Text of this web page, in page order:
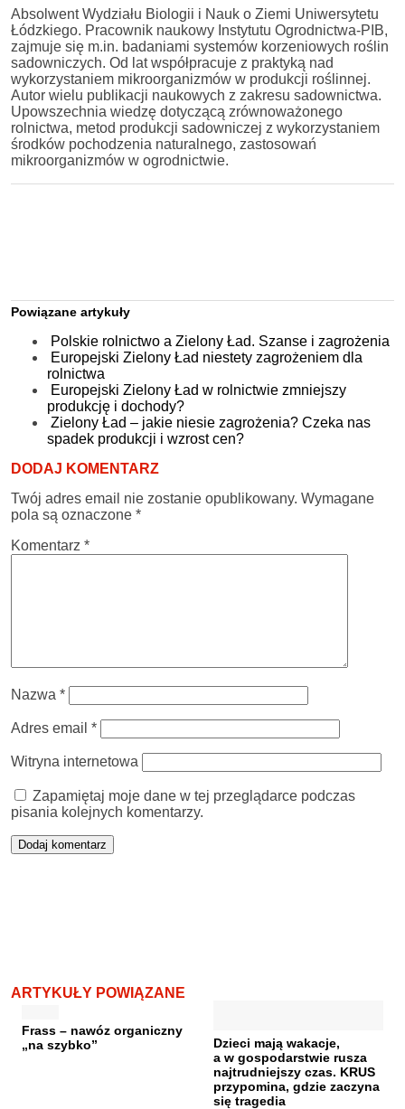
Absolwent Wydziału Biologii i Nauk o Ziemi Uniwersytetu
Łódzkiego. Pracownik naukowy Instytutu Ogrodnictwa-PIB,
zajmuje się m.in. badaniami systemów korzeniowych roślin
sadowniczych. Od lat współpracuje z praktyką nad
wykorzystaniem mikroorganizmów w produkcji roślinnej.
Autor wielu publikacji naukowych z zakresu sadownictwa.
Upowszechnia wiedzę dotyczącą zrównoważonego
rolnictwa, metod produkcji sadowniczej z wykorzystaniem
środków pochodzenia naturalnego, zastosowań
mikroorganizmów w ogrodnictwie.
Powiązane artykuły
Polskie rolnictwo a Zielony Ład. Szanse i zagrożenia
Europejski Zielony Ład niestety zagrożeniem dla
rolnictwa
Europejski Zielony Ład w rolnictwie zmniejszy
produkcję i dochody?
Zielony Ład – jakie niesie zagrożenia? Czeka nas
spadek produkcji i wzrost cen?
DODAJ KOMENTARZ
Twój adres email nie zostanie opublikowany. Wymagane
pola są oznaczone *
Komentarz *
Nazwa *
Adres email *
Witryna internetowa
Zapamiętaj moje dane w tej przeglądarce podczas
pisania kolejnych komentarzy.
ARTYKUŁY POWIĄZANE
Frass – nawóz organiczny
„na szybko”
Dzieci mają wakacje,
a w gospodarstwie rusza
najtrudniejszy czas. KRUS
przypomina, gdzie zaczyna
się tragedia